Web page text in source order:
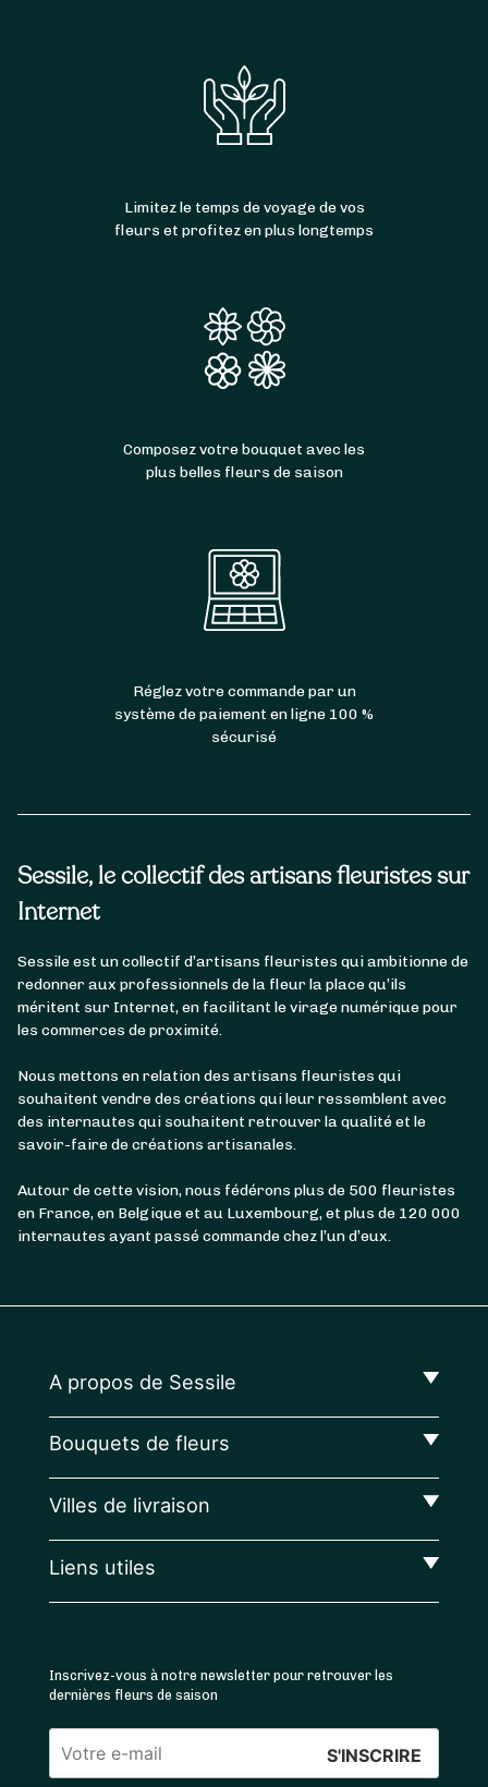
Sessile, le collectif des artisans fleuristes sur
Internet
Sessile est un collectif d’artisans fleuristes qui ambitionne de
redonner aux professionnels de la fleur la place qu’ils
méritent sur Internet, en facilitant le virage numérique pour
les commerces de proximité.
Nous mettons en relation des artisans fleuristes qui
souhaitent vendre des créations qui leur ressemblent avec
des internautes qui souhaitent retrouver la qualité et le
savoir-faire de créations artisanales.
Autour de cette vision, nous fédérons plus de 500 fleuristes
en France, en Belgique et au Luxembourg, et plus de 120 000
internautes ayant passé commande chez l’un d’eux.
Limitez le temps de voyage de vos
fleurs et profitez en plus longtemps
Composez votre bouquet avec les
plus belles fleurs de saison
Réglez votre commande par un
système de paiement en ligne 100 %
sécurisé
A propos de Sessile
Bouquets de fleurs
Villes de livraison
Liens utiles
Inscrivez-vous à notre newsletter pour retrouver les
dernières fleurs de saison